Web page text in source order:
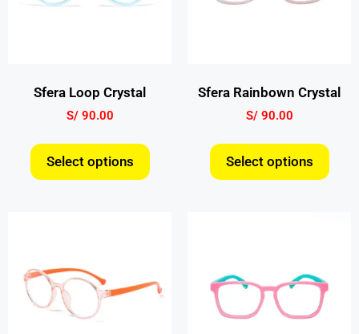
Sfera Loop Crystal
S/90.00
Select options
Sfera Rainbown Crystal
S/90.00
Select options